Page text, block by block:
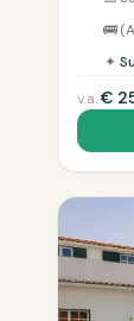
🚌
✦
v.a.€